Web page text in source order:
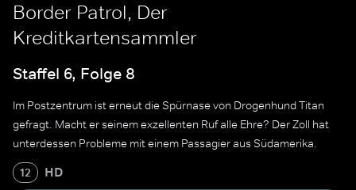
Border Patrol, Der
Kreditkartensammler
Staffel 6, Folge 8
Im Postzentrum ist erneut die Spürnase von Drogenhund Titan
gefragt. Macht er seinem exzellenten Ruf alle Ehre? Der Zoll hat
unterdessen Probleme mit einem Passagier aus Südamerika.
12 HD